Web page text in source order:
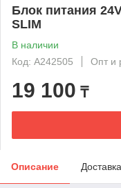
Блок питания
SLIM
В наличии
Код: A242505
Опт и
19 100 ₸
Описание Доставка